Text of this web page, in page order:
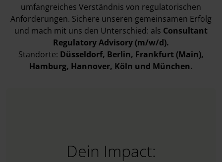
umfangreiches Verständnis von regulatorischen
Anforderungen. Sichere unseren gemeinsamen Erfolg
und mach mit uns den Unterschied: als Consultant
Regulatory Advisory (m/w/d).
Standorte: Düsseldorf, Berlin, Frankfurt (Main),
Hamburg, Hannover, Köln und München.
Dein Impact: